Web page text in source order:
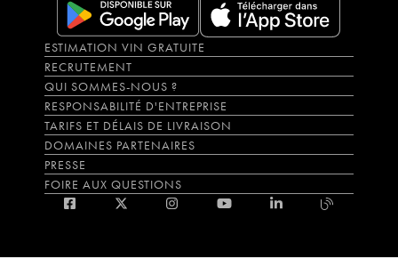
ESTIMATION VIN GRATUITE
RECRUTEMENT
QUI SOMMES-NOUS ?
RESPONSABILITÉ D'ENTREPRISE
TARIFS ET DÉLAIS DE LIVRAISON
DOMAINES PARTENAIRES
PRESSE
FOIRE AUX QUESTIONS